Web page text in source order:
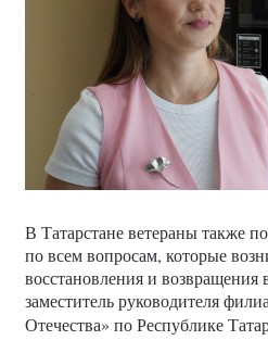
В Татарстане ветераны также
по всем вопросам, которые
восстановления и
заместитель руководителя
Отечества» по Республике